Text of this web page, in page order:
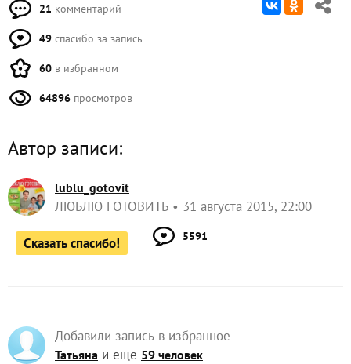
21 комментарий
49 спасибо за запись
60 в избранном
64896 просмотров
Автор записи:
lublu_gotovit
ЛЮБЛЮ ГОТОВИТЬ 31 августа 2015, 22:00
Сказать спасибо! 5591
Добавили запись в избранное
Татьяна и еще 59 человек